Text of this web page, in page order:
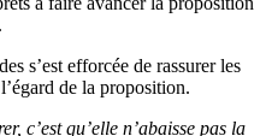
s’est efforcée de rassurer les
de la proposition.
c’est qu’elle n’abaisse pas la